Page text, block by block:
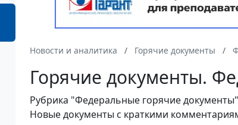
Новости и аналитика Горячие документы
Горячие документы.
Рубрика "Федеральные горячие
Новые документы с краткими